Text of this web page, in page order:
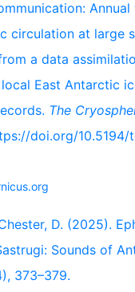
circulation at large
a data
East Antarctic
The
doi.org/
D. (2025).
Sounds of
373–379.